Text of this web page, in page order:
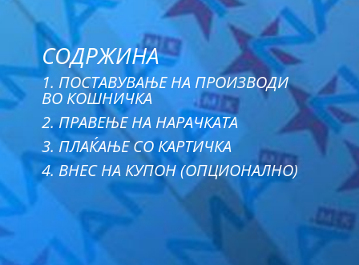
СОДРЖИНА
1. ПОСТАВУВАЊЕ НА ПРОИЗВОДИ
ВО КОШНИЧКА
2. ПРАВЕЊЕ НА НАРАЧКАТА
3. ПЛАЌАЊЕ СО КАРТИЧКА
4. ВНЕС НА КУПОН (ОПЦИОНАЛНО)